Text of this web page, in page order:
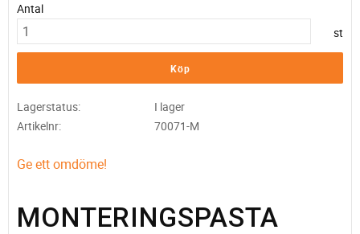
Antal
st
Köp
Lagerstatus
I lager
Artikelnr
70071-M
Ge ett omdöme!
MONTERINGSPASTA